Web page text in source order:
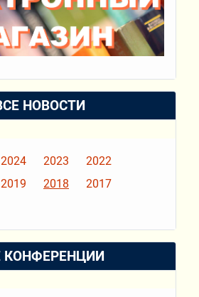
НОВОСТИ
2024 2023
2022
2019 2018
2017
КОНФЕРЕНЦИИ